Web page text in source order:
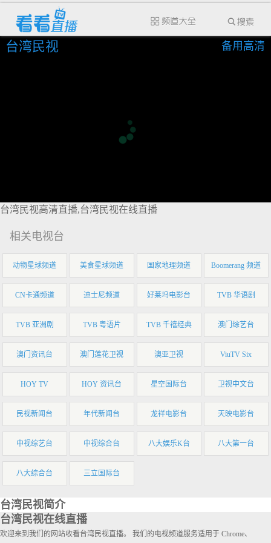
台湾民视 备用高清
台湾民视高清直播,台湾民视在线直播
相关电视台
动物星球频道 美食星球频道 国家地理频道 Boomerang 频道
CN卡通频道 迪士尼频道 好莱坞电影台 TVB 华语剧
TVB 亚洲剧 TVB 粤语片 TVB 千禧经典 澳门综艺台
澳门资讯台 澳门莲花卫视 澳亚卫视 ViuTV Six
HOY TV HOY 资讯台 星空国际台 卫视中文台
民视新闻台 年代新闻台 龙祥电影台 天映电影台
中视综艺台 中视综合台 八大娱乐K台 八大第一台
八大综合台 三立国际台
台湾民视简介
台湾民视在线直播
欢迎来到我们的网站收看台湾民视直播。 我们的电视频道服务适用于 Chrome、